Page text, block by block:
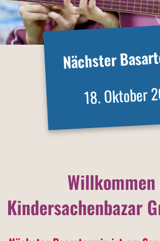
Nächster
18. Oktober
Kindersachenbazar